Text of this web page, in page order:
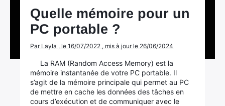
Quelle mémoire pour un
PC portable ?
Par Layla , le 16/07/2022 , mis à jour le 26/06/2024
La RAM (Random Access Memory) est la
mémoire instantanée de votre PC portable. Il
s’agit de la mémoire principale qui permet au PC
de mettre en cache les données des tâches en
cours d’exécution et de communiquer avec le
Rechercher
: